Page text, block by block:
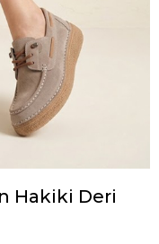
Hakiki Deri